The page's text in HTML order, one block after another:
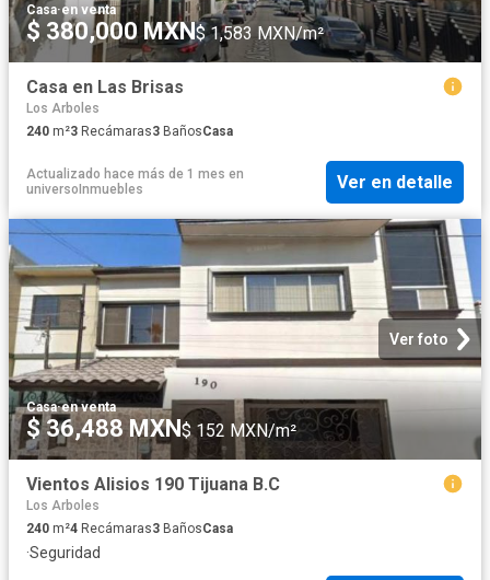
Casa·en venta
$ 380,000 MXN$ 1,583 MXN/m²
Casa en Las Brisas
Los Arboles
240 m²3 Recámaras3 BañosCasa
Actualizado hace más de 1 mes en
universoInmuebles
Ver en detalle
Ver foto
Casa·en venta
$ 36,488 MXN $ 152 MXN/m²
Vientos Alisios 190 Tijuana B.C
Los Arboles
240 m²4 Recámaras3 BañosCasa
·Seguridad